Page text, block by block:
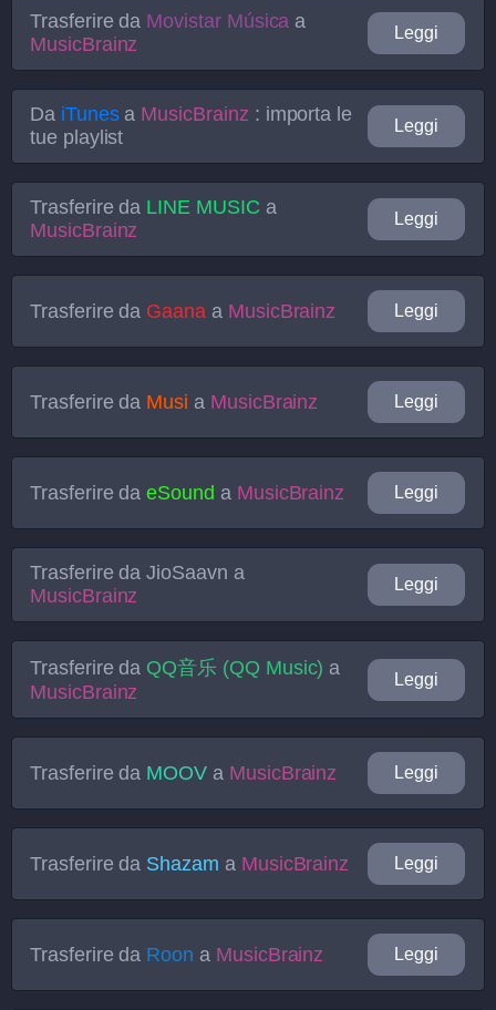
Trasferire da Movistar Música a
MusicBrainz
Leggi
Da iTunesa MusicBrainz : importa le
tue playlist
Leggi
Trasferire da LINE MUSIC a
MusicBrainz
Leggi
Trasferire da Gaana a MusicBrainz Leggi
Trasferire da Musi a MusicBrainz Leggi
Trasferire daeSound a MusicBrainz Leggi
Trasferire daJioSaavn a
MusicBrainz
Leggi
Trasferire da QQ音乐 (QQ Music) a
MusicBrainz
Leggi
Trasferire da MOOV a MusicBrainz Leggi
Trasferire da Shazam a MusicBrainz Leggi
Trasferire da Roon a MusicBrainz Leggi